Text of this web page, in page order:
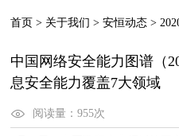
首页 > 关于我们 >安恒动态 >
中国网络安全能力图谱（
息安全能力覆盖7大领域
阅读量：955次